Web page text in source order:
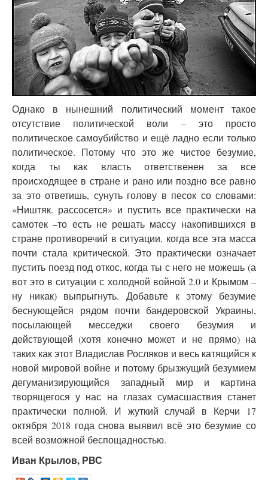
Однако в нынешний политический момент такое
отсутствие политической воли – это просто
политическое самоубийство и ещё ладно если только
политическое. Потому что это же чистое безумие,
когда ты как власть ответственен за все
происходящее в стране и рано или поздно все равно
за это ответишь, сунуть голову в песок со словами:
«Ништяк. рассосется» и пустить все практически на
самотек –то есть не решать массу накопившихся в
стране противоречий в ситуации, когда все эта масса
почти стала критической. Это практически означает
пустить поезд под откос, когда ты с него не можешь (а
вот это в ситуации с холодной войной 2.0 и Крымом –
ну никак) выпрыгнуть. Добавьте к этому безумие
беснующейся рядом почти бандеровской Украины,
посылающей месседжи своего безумия и
действующей (хотя конечно может и не прямо) на
таких как этот Владислав Росляков и весь катящийся к
новой мировой войне и потому брызжущий безумием
дегуманизирующийся западный мир и картина
творящегося у нас на глазах сумасшаствия станет
практически полной. И жуткий случай в Керчи 17
октября 2018 года снова выявил всё это безумие со
всей возможной беспощадностью.
Иван Крылов, РВС